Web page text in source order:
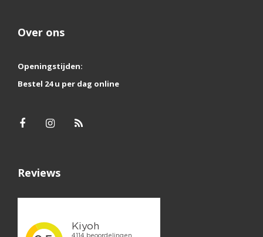
Over ons
Openingstijden:
Bestel 24 u per dag online
Reviews